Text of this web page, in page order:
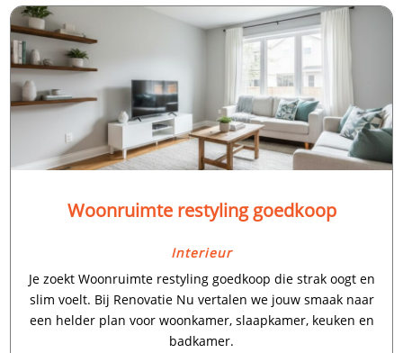
Woonruimte restyling goedkoop
Interieur
Je zoekt Woonruimte restyling goedkoop die strak oogt en
slim voelt.​ Bij Renovatie Nu vertalen we jouw smaak naar
een helder plan voor woonkamer, slaapkamer, keuken en
badkamer.​